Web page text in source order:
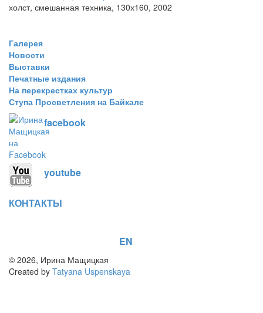
холст, смешанная техника, 130х160, 2002
Галерея
Новости
Выставки
Печатные издания
На перекрестках культур
Ступа Просветления на Байкале
facebook
youtube
КОНТАКТЫ
EN
© 2026, Ирина Мащицкая
Created by Tatyana Uspenskaya